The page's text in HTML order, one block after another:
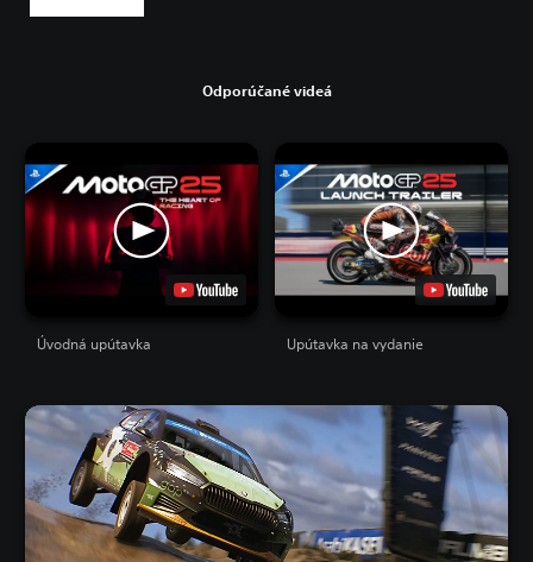
Odporúčané videá
Úvodná upútavka Upútavka na vydanie